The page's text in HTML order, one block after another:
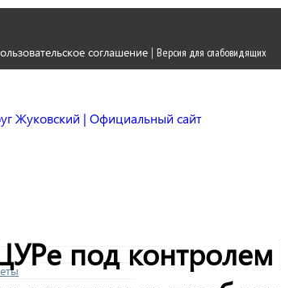
соглашение | Версия для слабовидящих
под